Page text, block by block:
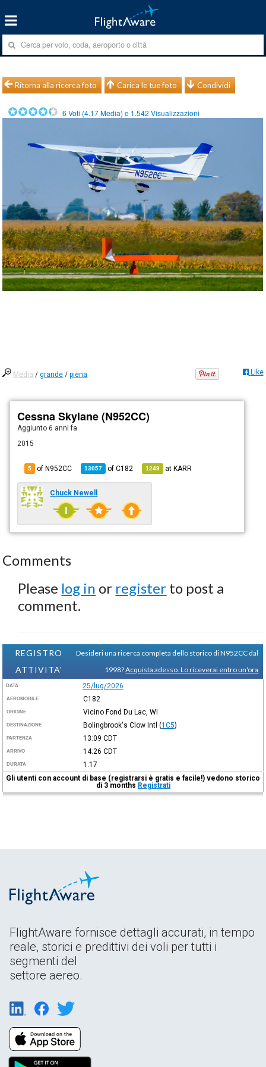
Ritorna alla ricerca foto Carica le tue foto Condividi
6 Voti (4.17Media) e 1.542 Visualizzazioni
Media /grande /piena Like
Cessna Skylane (N952CC)
Aggiunto6 anni fa
2015
5 of N952CC 13057 ofC182 1249 atKARR
Chuck Newell
Comments
Please log in or register to post a
comment.
REGISTRO
ATTIVITA'
Desideri una ricerca completa dello storico di N952CC dal
1998?Acquista adesso. Lo riceverai entro un'ora
DATA 25/lug/2026
AEROMOBILE C182
ORIGINE Vicino Fond Du Lac, WI
DESTINAZIONE Bolingbrook's Clow Intl (1C5)
PARTENZA 13:09 CDT
ARRIVO 14:26 CDT
DURATA
1:17
Gli utenti con account di base (registrarsi è gratis e facile!) vedono storico
di 3 months Registrati
FlightAware fornisce dettagli accurati, in tempo
reale, storici e predittivi dei voli per tutti i
segmenti del
settore aereo.